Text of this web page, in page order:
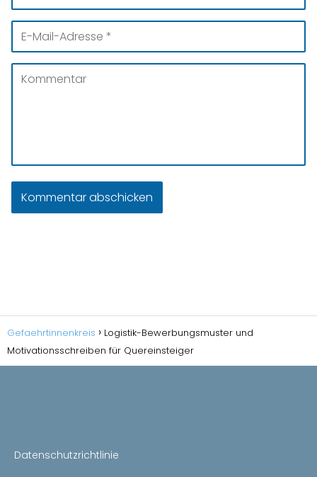
Gefaehrtinnenkreis
Logistik-Bewerbungsmuster und
Motivationsschreiben für Quereinsteiger
Datenschutzrichtlinie